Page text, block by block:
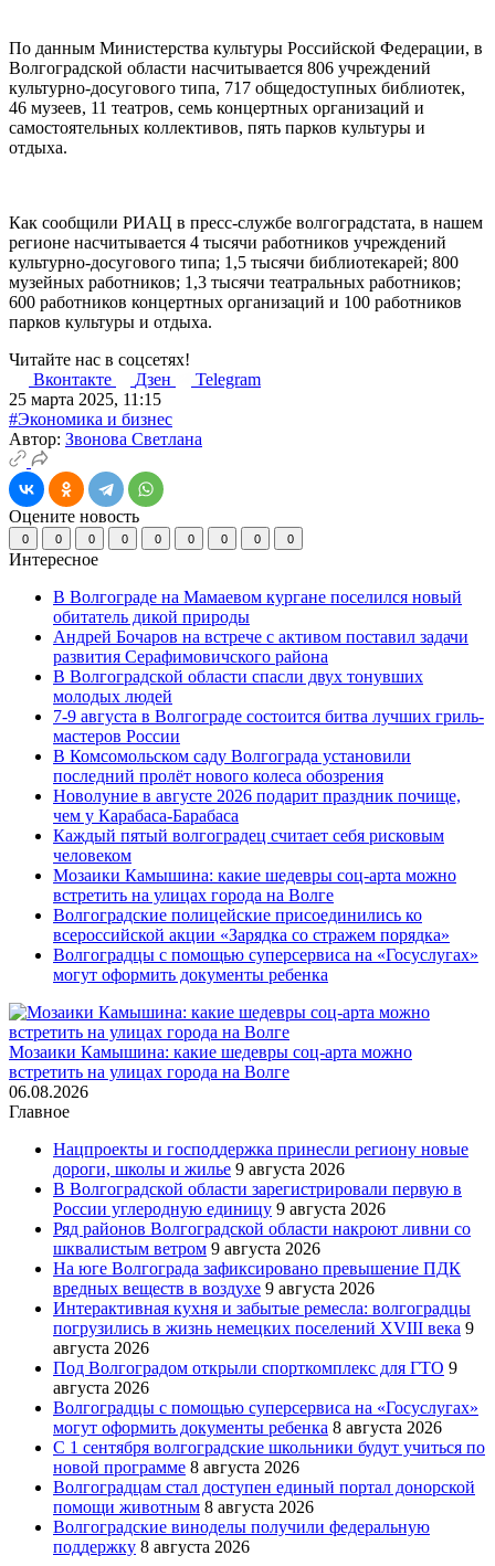
По данным Министерства культуры Российской Федерации, в
Волгоградской области насчитывается 806 учреждений
культурно-досугового типа, 717 общедоступных библиотек,
46 музеев, 11 театров, семь концертных организаций и
самостоятельных коллективов, пять парков культуры и
отдыха.
Как сообщили РИАЦ в пресс-службе волгоградстата, в нашем
регионе насчитывается 4 тысячи работников учреждений
культурно-досугового типа; 1,5 тысячи библиотекарей; 800
музейных работников; 1,3 тысячи театральных работников;
600 работников концертных организаций и 100 работников
парков культуры и отдыха.
Читайте нас в соцсетях!
Вконтакте
Дзен
Telegram
25 марта 2025, 11:15
#Экономика и бизнес
Автор: Звонова Светлана
Оцените новость
0 0 0 0 0 0 0 0 0
Интересное
В Волгограде на Мамаевом кургане поселился новый
обитатель дикой природы
Андрей Бочаров на встрече с активом поставил задачи
развития Серафимовичского района
В Волгоградской области спасли двух тонувших
молодых людей
7-9 августа в Волгограде состоится битва лучших гриль-
мастеров России
В Комсомольском саду Волгограда установили
последний пролёт нового колеса обозрения
Новолуние в августе 2026 подарит праздник почище,
чем у Карабаса-Барабаса
Каждый пятый волгоградец считает себя рисковым
человеком
Мозаики Камышина: какие шедевры соц-арта можно
встретить на улицах города на Волге
Волгоградские полицейские присоединились ко
всероссийской акции «Зарядка со стражем порядка»
Волгоградцы с помощью суперсервиса на «Госуслугах»
могут оформить документы ребенка
Мозаики Камышина: какие шедевры соц-арта можно
встретить на улицах города на Волге
06.08.2026
Главное
Нацпроекты и господдержка принесли региону новые
дороги, школы и жилье 9 августа 2026
В Волгоградской области зарегистрировали первую в
России углеродную единицу 9 августа 2026
Ряд районов Волгоградской области накроют ливни со
шквалистым ветром 9 августа 2026
На юге Волгограда зафиксировано превышение ПДК
вредных веществ в воздухе 9 августа 2026
Интерактивная кухня и забытые ремесла: волгоградцы
погрузились в жизнь немецких поселений XVIII века 9
августа 2026
Под Волгоградом открыли спорткомплекс для ГТО 9
августа 2026
Волгоградцы с помощью суперсервиса на «Госуслугах»
могут оформить документы ребенка 8 августа 2026
С 1 сентября волгоградские школьники будут учиться по
новой программе 8 августа 2026
Волгоградцам стал доступен единый портал донорской
помощи животным 8 августа 2026
Волгоградские виноделы получили федеральную
поддержку 8 августа 2026